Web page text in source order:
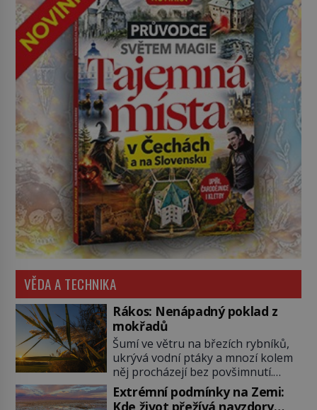
VĚDA A TECHNIKA
Rákos: Nenápadný poklad z
mokřadů
Šumí ve větru na březích rybníků,
ukrývá vodní ptáky a mnozí kolem
něj procházejí bez povšimnutí.
Přesto právě rákos pomáhal stavět
domy, vyrábět lodě, zapisovat první
Extrémní podmínky na Zemi: